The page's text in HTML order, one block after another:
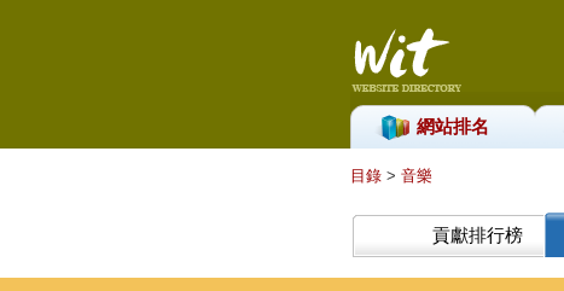
網站排名
目錄 > 音樂
貢獻排行榜